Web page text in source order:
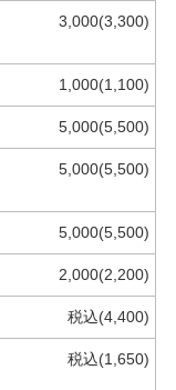
3,000(3,300)
1,000(1,100)
5,000(5,500)
5,000(5,500)
5,000(5,500)
2,000(2,200)
税込(4,400)
税込(1,650)